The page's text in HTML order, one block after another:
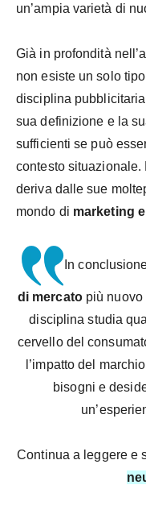
un’ampia varietà di
Già in profondità
non esiste un solo
disciplina
sua definizione e la
sufficienti se può
contesto
deriva dalle sue
mondo di marketing
In
di mercato più nuovo
disciplina studia
cervello del
l’impatto del
bisogni e
Continua a leggere e